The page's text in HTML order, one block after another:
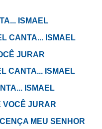
ISMAEL
CANTA... ISMAEL
JURAR
CANTA... ISMAEL
ISMAEL
VOCÊ JURAR
MEU SENHOR